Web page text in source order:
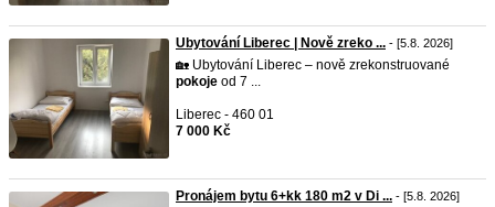
Ubytování Liberec | Nově zreko ... - [5.8. 2026]
🏡 Ubytování Liberec – nově zrekonstruované
pokoje od 7 ...
Liberec - 460 01
7 000 Kč
Pronájem bytu 6+kk 180 m2 v Di ... - [5.8. 2026]